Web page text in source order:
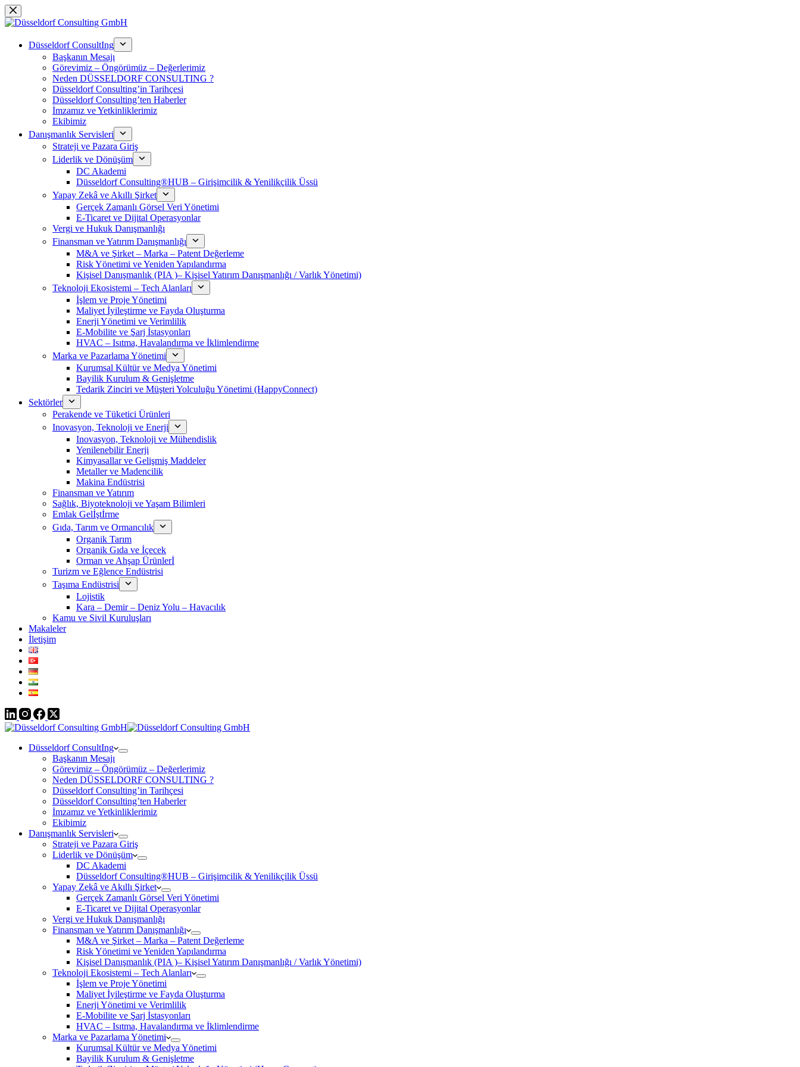
跳
过
Düsseldorf ConsultIng
Başkanın Mesajı
Görevimiz – Öngörümüz – Değerlerimiz
Neden DÜSSELDORF CONSULTING ?
Düsseldorf Consulting’in Tarihçesi
Düsseldorf Consulting’ten Haberler
İmzamız ve Yetkinliklerimiz
Ekibimiz
Danışmanlık Servisleri
Strateji ve Pazara Giriş
Liderlik ve Dönüşüm
DC Akademi
Düsseldorf Consulting®HUB – Girişimcilik & Yenilikçilik Üssü
Yapay Zekâ ve Akıllı Şirket
Gerçek Zamanlı Görsel Veri Yönetimi
E-Ticaret ve Dijital Operasyonlar
Vergi ve Hukuk Danışmanlığı
Finansman ve Yatırım Danışmanlığı
M&A ve Şirket – Marka – Patent Değerleme
Risk Yönetimi ve Yeniden Yapılandırma
Kişisel Danışmanlık (PIA )– Kişisel Yatırım Danışmanlığı / Varlık Yönetimi)
Teknoloji Ekosistemi – Tech Alanları
İşlem ve Proje Yönetimi
Maliyet İyileştirme ve Fayda Oluşturma
Enerji Yönetimi ve Verimlilik
E-Mobilite ve Şarj İstasyonları
HVAC – Isıtma, Havalandırma ve İklimlendirme
Marka ve Pazarlama Yönetimi
Kurumsal Kültür ve Medya Yönetimi
Bayilik Kurulum & Genişletme
Tedarik Zinciri ve Müşteri Yolculuğu Yönetimi (HappyConnect)
Sektörler
Perakende ve Tüketici Ürünleri
Inovasyon, Teknoloji ve Enerji
Inovasyon, Teknoloji ve Mühendislik
Yenilenebilir Enerji
Kimyasallar ve Gelişmiş Maddeler
Metaller ve Madencilik
Makina Endüstrisi
Finansman ve Yatırım
Sağlık, Biyoteknoloji ve Yaşam Bilimleri
Emlak Gelİştİrme
Gıda, Tarım ve Ormancılık
Organik Tarım
Organik Gıda ve İçecek
Orman ve Ahşap Ürünlerİ
Turizm ve Eğlence Endüstrisi
Taşıma Endüstrisi
Lojistik
Kara – Demir – Deniz Yolu – Havacılık
Kamu ve Sivil Kuruluşları
Makaleler
İletişim
Düsseldorf ConsultIng
Başkanın Mesajı
Görevimiz – Öngörümüz – Değerlerimiz
Neden DÜSSELDORF CONSULTING ?
Düsseldorf Consulting’in Tarihçesi
Düsseldorf Consulting’ten Haberler
İmzamız ve Yetkinliklerimiz
Ekibimiz
Danışmanlık Servisleri
Strateji ve Pazara Giriş
Liderlik ve Dönüşüm
DC Akademi
Düsseldorf Consulting®HUB – Girişimcilik & Yenilikçilik Üssü
Yapay Zekâ ve Akıllı Şirket
Gerçek Zamanlı Görsel Veri Yönetimi
E-Ticaret ve Dijital Operasyonlar
Vergi ve Hukuk Danışmanlığı
Finansman ve Yatırım Danışmanlığı
M&A ve Şirket – Marka – Patent Değerleme
Risk Yönetimi ve Yeniden Yapılandırma
Kişisel Danışmanlık (PIA )– Kişisel Yatırım Danışmanlığı / Varlık Yönetimi)
Teknoloji Ekosistemi – Tech Alanları
İşlem ve Proje Yönetimi
Maliyet İyileştirme ve Fayda Oluşturma
Enerji Yönetimi ve Verimlilik
E-Mobilite ve Şarj İstasyonları
HVAC – Isıtma, Havalandırma ve İklimlendirme
Marka ve Pazarlama Yönetimi
Kurumsal Kültür ve Medya Yönetimi
Bayilik Kurulum & Genişletme